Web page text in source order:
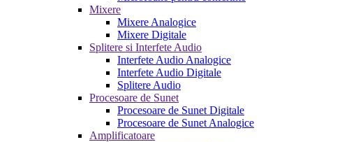
Mixere
Mixere Analogice
Mixere Digitale
Splitere si Interfete Audio
Interfete Audio Analogice
Interfete Audio Digitale
Splitere Audio
Procesoare de Sunet
Procesoare de Sunet Digitale
Procesoare de Sunet Analogice
Amplificatoare